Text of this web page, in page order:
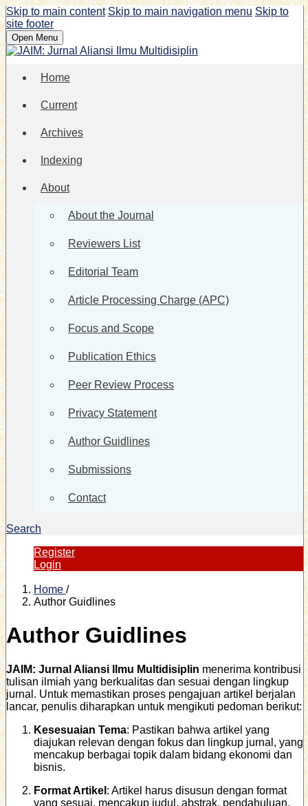
Skip to main content Skip to main navigation menu Skip to
site footer
Open Menu
Home
Current
Archives
Indexing
About
About the Journal
Reviewers List
Editorial Team
Article Processing Charge (APC)
Focus and Scope
Publication Ethics
Peer Review Process
Privacy Statement
Author Guidlines
Submissions
Contact
Search
Register
Login
Home /
Author Guidlines
Author Guidlines
JAIM: Jurnal Aliansi Ilmu Multidisiplin menerima kontribusi
tulisan ilmiah yang berkualitas dan sesuai dengan lingkup
jurnal. Untuk memastikan proses pengajuan artikel berjalan
lancar, penulis diharapkan untuk mengikuti pedoman berikut:
Kesesuaian Tema: Pastikan bahwa artikel yang
diajukan relevan dengan fokus dan lingkup jurnal, yang
mencakup berbagai topik dalam bidang ekonomi dan
bisnis.
Format Artikel : Artikel harus disusun dengan format
yang sesuai, mencakup judul, abstrak, pendahuluan,